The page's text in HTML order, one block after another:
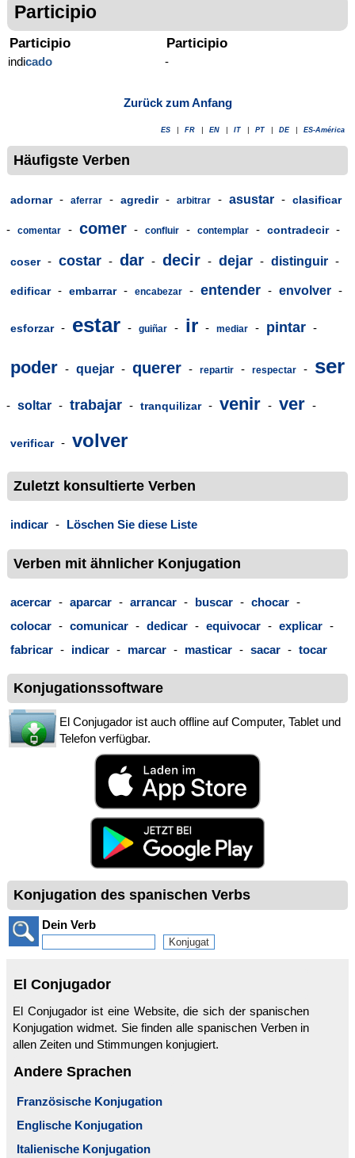
Participio
Participio
indicado
Participio
-
Zurück zum Anfang
ES FR EN IT PT DE ES-América
Häufigste Verben
adornar - aferrar - agredir - arbitrar - asustar - clasificar
- comentar - comer - confluir - contemplar - contradecir -
coser - costar - dar - decir - dejar - distinguir -
edificar - embarrar - encabezar - entender - envolver -
esforzar - estar - guiñar - ir - mediar - pintar -
poder - quejar - querer - repartir - respectar - ser
- soltar - trabajar - tranquilizar - venir - ver -
verificar - volver
Zuletzt konsultierte Verben
indicar - Löschen Sie diese Liste
Verben mit ähnlicher Konjugation
acercar - aparcar - arrancar - buscar - chocar -
colocar - comunicar - dedicar - equivocar - explicar -
fabricar - indicar - marcar - masticar - sacar - tocar
Konjugationssoftware
El Conjugador ist auch offline auf Computer, Tablet und
Telefon verfügbar.
Konjugation des spanischen Verbs
Dein Verb
El Conjugador
El Conjugador ist eine Website, die sich der spanischen
Konjugation widmet. Sie finden alle spanischen Verben in
allen Zeiten und Stimmungen konjugiert.
Andere Sprachen
Französische Konjugation
Englische Konjugation
Italienische Konjugation